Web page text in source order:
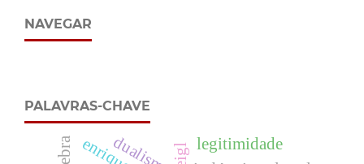
NAVEGAR
PALAVRAS-CHAVE
legitimidade